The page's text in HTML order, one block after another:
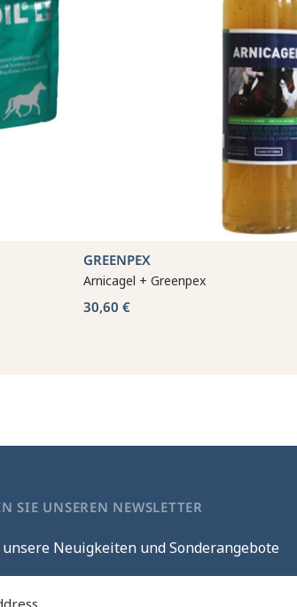
GREENPEX
Arnicagel + Greenpex
30,60 €
SIE UNSEREN NEWSLETTER
Neuigkeiten und Sonderangebote